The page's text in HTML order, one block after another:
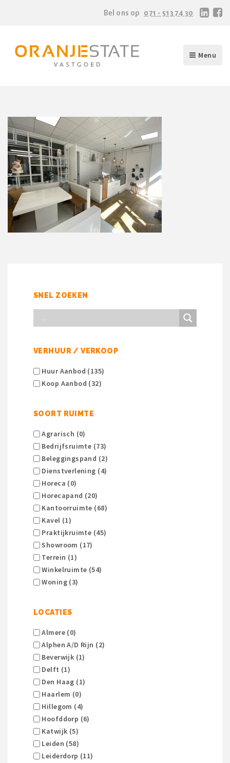
Bel ons op 071 - 513 74 30
Menu
SNEL ZOEKEN
VERHUUR / VERKOOP
Huur Aanbod (135)
Koop Aanbod (32)
SOORT RUIMTE
Agrarisch (0)
Bedrijfsruimte (73)
Beleggingspand (2)
Dienstverlening (4)
Horeca (0)
Horecapand (20)
Kantoorruimte (68)
Kavel (1)
Praktijkruimte (45)
Showroom (17)
Terrein (1)
Winkelruimte (54)
Woning (3)
LOCATIES
Almere (0)
Alphen A/d Rijn (2)
Beverwijk (1)
Delft (1)
Den Haag (1)
Haarlem (0)
Hillegom (4)
Hoofddorp (6)
Katwijk (5)
Leiden (58)
Leiderdorp (11)